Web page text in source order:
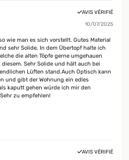
AVIS VÉRIFIÉ
10/07/2025
wie man es sich vorstellt. Gutes Material
sehr Solide. In dem Übertopf halte ich
die alten Töpfe gerne umgehauen
Sehr Solide und hält auch bei
Lüften stand.Auch Optisch kann
und gibt der Wohnung ein edles
kaputt gehen würde ich mir den
zu empfehlen!
AVIS VÉRIFIÉ